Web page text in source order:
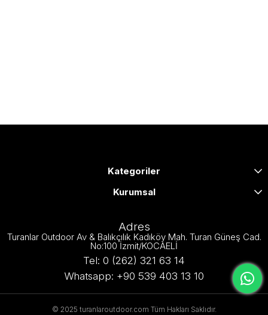
Kategoriler
Kurumsal
Adres
Turanlar Outdoor Av & Balıkçılık Kadıköy Mah. Turan Güneş Cad.
No:100 İzmit/KOCAELİ
Tel: 0 (262) 321 63 14
Whatsapp: +90 539 403 13 10
© 2025 turanlaroutdoor.com Tüm Hakları Saklıdır.